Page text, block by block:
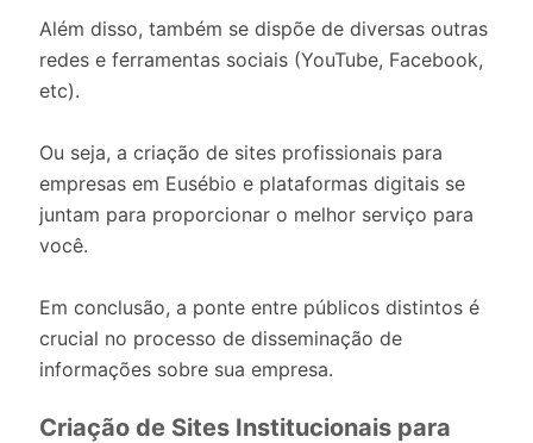
Além disso, também se dispõe de diversas outras
redes e ferramentas sociais (YouTube, Facebook,
etc).
Ou seja, a criação de sites profissionais para
empresas em Eusébio e plataformas digitais se
juntam para proporcionar o melhor serviço para
você.
Em conclusão, a ponte entre públicos distintos é
crucial no processo de disseminação de
informações sobre sua empresa.
Criação de Sites Institucionais para